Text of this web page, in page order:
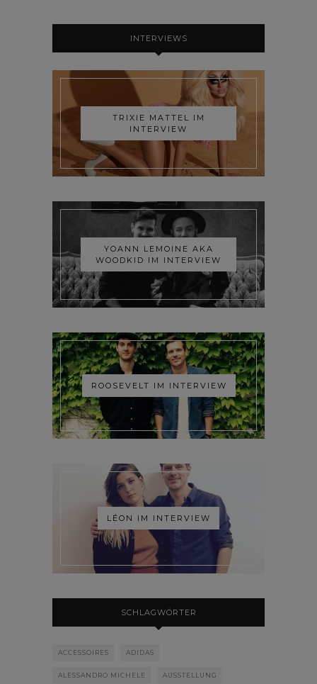
INTERVIEWS
TRIXIE MATTEL IM
INTERVIEW
YOANN LEMOINE AKA
WOODKID IM INTERVIEW
ROOSEVELT IM INTERVIEW
LÉON IM INTERVIEW
SCHLAGWÖRTER
ACCESSOIRES ADIDAS
ALESSANDRO MICHELE AUSSTELLUNG